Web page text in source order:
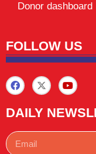
Donor dashboard
FOLLOW US
DAILY